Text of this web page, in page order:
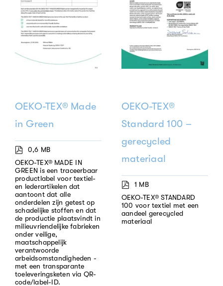
OEKO-TEX® Made
in Green
0,6 MB
OEKO-TEX® MADE IN
GREEN is een traceerbaar
productlabel voor textiel-
en lederartikelen dat
aantoont dat alle
onderdelen zijn getest op
schadelijke stoffen en dat
de productie plaatsvindt in
milieuvriendelijke fabrieken
onder veilige,
maatschappelijk
verantwoorde
arbeidsomstandigheden -
met een transparante
toeleveringsketen via QR-
code/label-ID.
OEKO-TEX®
Standard 100 –
gerecycled
materiaal
1 MB
OEKO-TEX® STANDARD
100 voor textiel met een
aandeel gerecycled
materiaal